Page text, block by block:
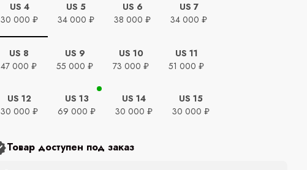
US 4
30 000 ₽
US 5
34 000 ₽
US 6
38 000 ₽
US 7
34 000 ₽
US 8
47 000 ₽
US 9
55 000 ₽
US 10
73 000 ₽
US 11
51 000 ₽
US 12
30 000 ₽
US 13
69 000 ₽
US 14
30 000 ₽
US 15
30 000 ₽
Товар доступен под заказ